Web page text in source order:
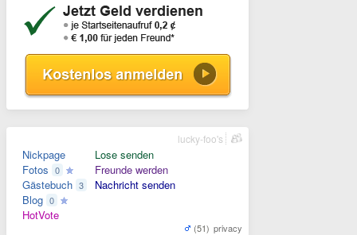
Nickpage
Fotos 0
Gästebuch 3
Blog 0
HotVote
Lose senden
Freunde werden
Nachricht senden
(51) privacy
lucky-foo's